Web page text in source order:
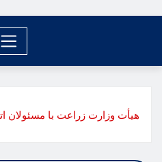
هیأت وزارت زراعت با مسئولان